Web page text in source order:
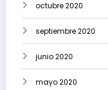
octubre 2020
septiembre 2020
junio 2020
mayo 2020